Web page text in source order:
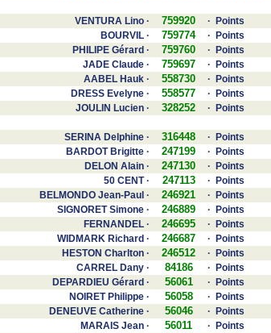
VENTURA Lino · 759920
· Points
BOURVIL · 759774
· Points
PHILIPE Gérard · 759760
· Points
JADE Claude · 759697
· Points
AABEL Hauk · 558730
· Points
DRESS Evelyne · 558577
· Points
JOULIN Lucien · 328252 · Points
SERINA Delphine · 316448
· Points
BARDOT Brigitte · 247199
· Points
DELON Alain · 247130
· Points
50 CENT · 247113
· Points
BELMONDO Jean-Paul · 246921
· Points
SIGNORET Simone · 246889
· Points
FERNANDEL · 246695
· Points
WIDMARK Richard · 246687
· Points
HESTON Charlton · 246512
· Points
CARREL Dany · 84186
· Points
DEPARDIEU Gérard · 56061
· Points
NOIRET Philippe · 56058
· Points
DENEUVE Catherine · 56046
· Points
MARAIS Jean · 56011
· Points